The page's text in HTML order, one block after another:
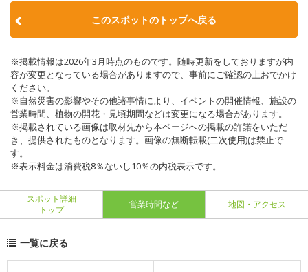
このスポットのトップへ戻る
※掲載情報は2026年3月時点のものです。随時更新をしておりますが内
容が変更となっている場合がありますので、事前にご確認の上おでかけ
ください。
※自然災害の影響やその他諸事情により、イベントの開催情報、施設の
営業時間、植物の開花・見頃期間などは変更になる場合があります。
※掲載されている画像は取材先から本ページへの掲載の許諾をいただ
き、提供されたものとなります。画像の無断転載(二次使用)は禁止で
す。
※表示料金は消費税8％ないし10％の内税表示です。
スポット詳細
トップ
営業時間など 地図・アクセス
一覧に戻る